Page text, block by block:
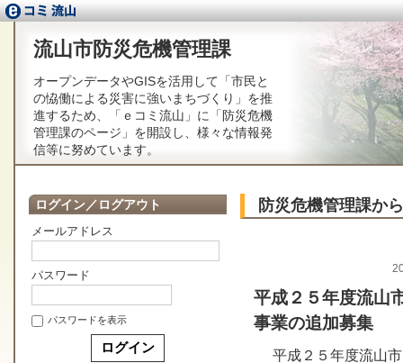
流山市防災危機管理課
オープンデータやGISを活用して「市民と
の恊働による災害に強いまちづくり」を推
進するため、「ｅコミ流山」に「防災危機
管理課のページ」を開設し、様々な情報発
信等に努めています。
ログイン／ログアウト
メールアドレス
パスワード
パスワードを表示
防災危機管理課か
平成２５年度流山
事業の追加募集
平成２５年度流山